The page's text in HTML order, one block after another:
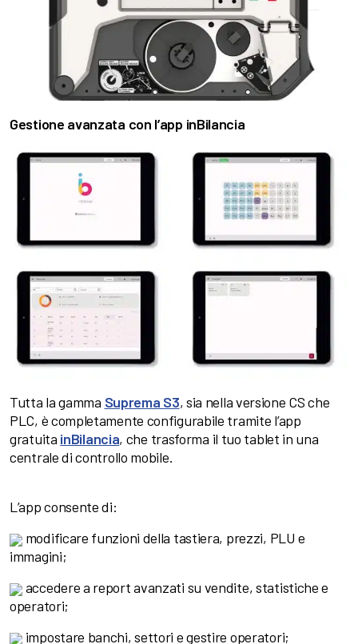
Gestione avanzata con l’app inBilancia
Tutta la gamma Suprema S3, sia nella versione CS che
PLC, è completamente configurabile tramite l’app
gratuita inBilancia, che trasforma il tuo tablet in una
centrale di controllo mobile.
L’app consente di:
modificare funzioni della tastiera, prezzi, PLU e
immagini;
accedere a report avanzati su vendite, statistiche e
operatori;
impostare banchi, settori e gestire operatori;